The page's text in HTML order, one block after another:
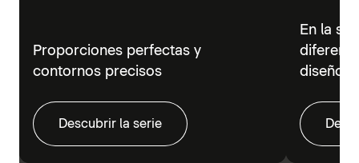
Proporciones perfectas y
contornos precisos
Descubrir la serie
En la
diseño